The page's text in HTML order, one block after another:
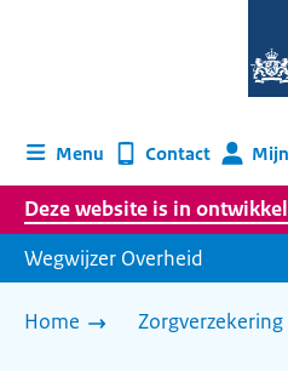
Menu Contact
Deze website is in
Wegwijzer Overheid
Home